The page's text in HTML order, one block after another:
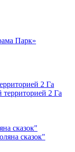
2 Га
сказок"